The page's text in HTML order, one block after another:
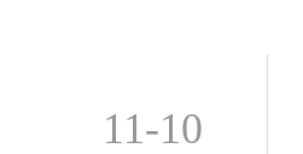
11-10